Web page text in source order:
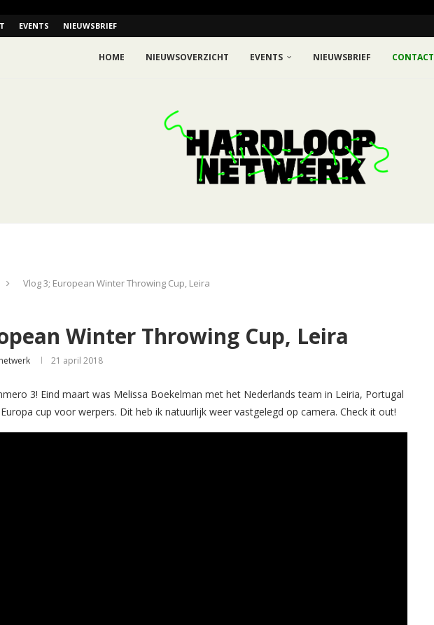
EVENTS NIEUWSBRIEF
HOME NIEUWSOVERZICHT EVENTS NIEUWSBRIEF CONTACT
Vlog 3; European Winter Throwing Cup, Leira
Winter Throwing Cup, Leira
21 april 2018
3! Eind maart was Melissa Boekelman met het Nederlands team in Leiria, Portugal
cup voor werpers. Dit heb ik natuurlijk weer vastgelegd op camera. Check it out!